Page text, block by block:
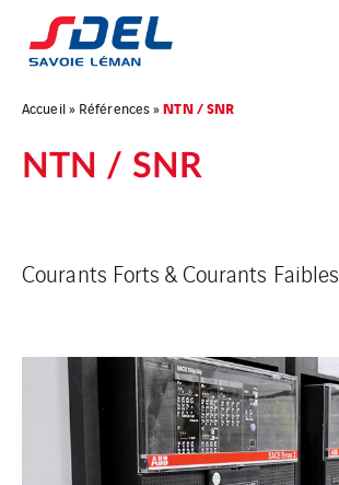
Accueil» Références»NTN / SNR
NTN / SNR
Courants Forts & Courants Faibles